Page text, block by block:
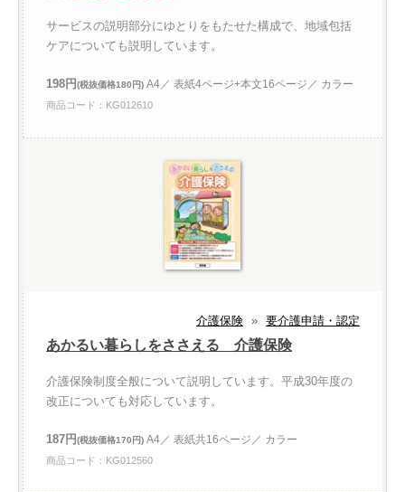
サービスの説明部分にゆとりをもたせた構成で、地域包括
ケアについても説明しています。
198円(税抜価格180円) A4／ 表紙4ページ+本文16ページ／ カラー
商品コード：KG012610
介護保険 » 要介護申請・認定
あかるい暮らしをささえる 介護保険
介護保険制度全般について説明しています。平成30年度の
改正についても対応しています。
187円(税抜価格170円) A4／ 表紙共16ページ／ カラー
商品コード：KG012560